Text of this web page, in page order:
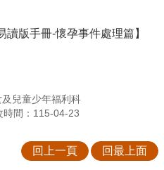
版手冊-懷孕事件處理篇】
兒童少年福利科
時間：115-04-23
回上一頁 回最上面